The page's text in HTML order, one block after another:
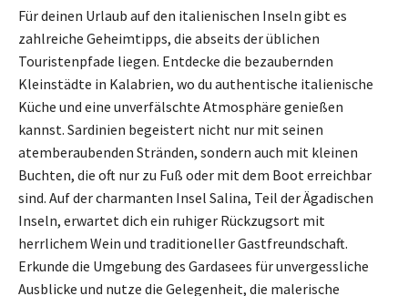
Für deinen Urlaub auf den italienischen Inseln gibt es
zahlreiche Geheimtipps, die abseits der üblichen
Touristenpfade liegen. Entdecke die bezaubernden
Kleinstädte in Kalabrien, wo du authentische italienische
Küche und eine unverfälschte Atmosphäre genießen
kannst. Sardinien begeistert nicht nur mit seinen
atemberaubenden Stränden, sondern auch mit kleinen
Buchten, die oft nur zu Fuß oder mit dem Boot erreichbar
sind. Auf der charmanten Insel Salina, Teil der Ägadischen
Inseln, erwartet dich ein ruhiger Rückzugsort mit
herrlichem Wein und traditioneller Gastfreundschaft.
Erkunde die Umgebung des Gardasees für unvergessliche
Ausblicke und nutze die Gelegenheit, die malerische